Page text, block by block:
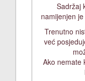
Sadržaj
namijenjen
Trenutno
već
Ako nemate